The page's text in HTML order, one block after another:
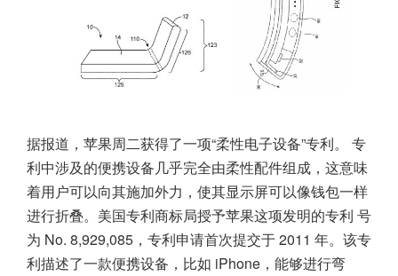
据报道，苹果周二获得了一项“柔性电子设备”专利。 专
利中涉及的便携设备几乎完全由柔性配件组成，这意味
着用户可以向其施加外力，使其显示屏可以像钱包一样
进行折叠。美国专利商标局授予苹果这项发明的专利 号
为 No. 8,929,085，专利申请首次提交于 2011 年。该专
利描述了一款便携设备，比如 iPhone，能够进行弯